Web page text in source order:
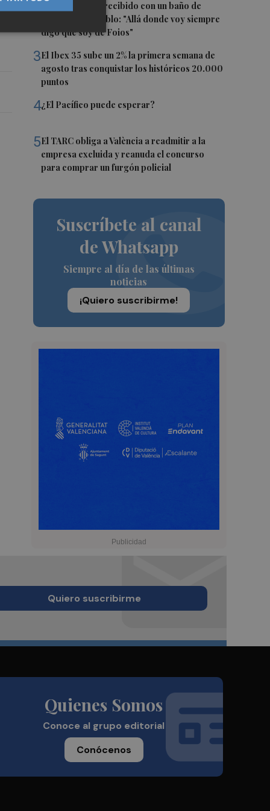
2 Ferran Torres, recibido con un baño de
masas en su pueblo: "Allá donde voy siempre
digo que soy de Foios"
3El Ibex 35 sube un 2% la primera semana de
agosto tras conquistar los históricos 20.000
puntos
4¿El Pacífico puede esperar?
5El TARC obliga a València a readmitir a la
empresa excluida y reanuda el concurso
para comprar un furgón policial
Suscríbete al canal
de Whatsapp
Siempre al día de las últimas
noticias
¡Quiero suscribirme!
Quiero suscribirme
Quienes Somos
Conoce al grupo editorial
Conócenos